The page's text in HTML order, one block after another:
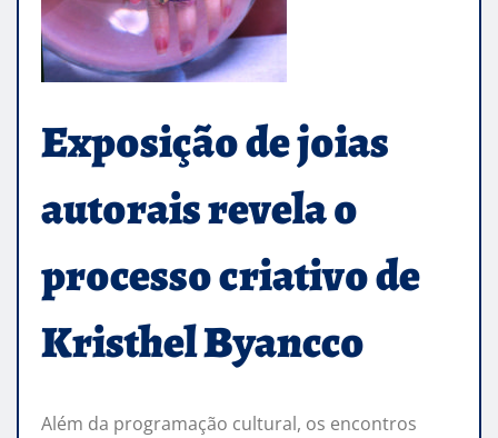
Exposição de joias
autorais revela o
processo criativo de
Kristhel Byancco
Além da programação cultural, os encontros